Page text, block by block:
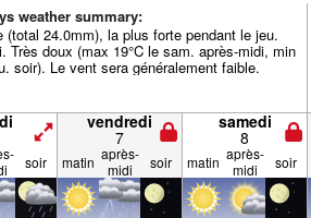
weather summary:
(total 24.0mm), la plus forte pendant le jeu.
Très doux (max 19°C le sam. après-midi, min
soir). Le vent sera généralement faible.
vendredi
7
samedi
8
soir matin après-
midi
soir matin après-
midi
soir